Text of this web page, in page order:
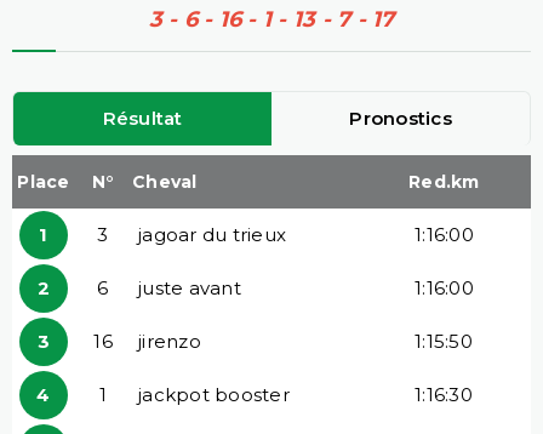
3 - 6 - 16 - 1 - 13 - 7 - 17
Résultat Pronostics
Place N° Cheval Red.km
1 3 jagoar du trieux 1:16:00
2 6 juste avant 1:16:00
3 16 jirenzo 1:15:50
4 1 jackpot booster 1:16:30